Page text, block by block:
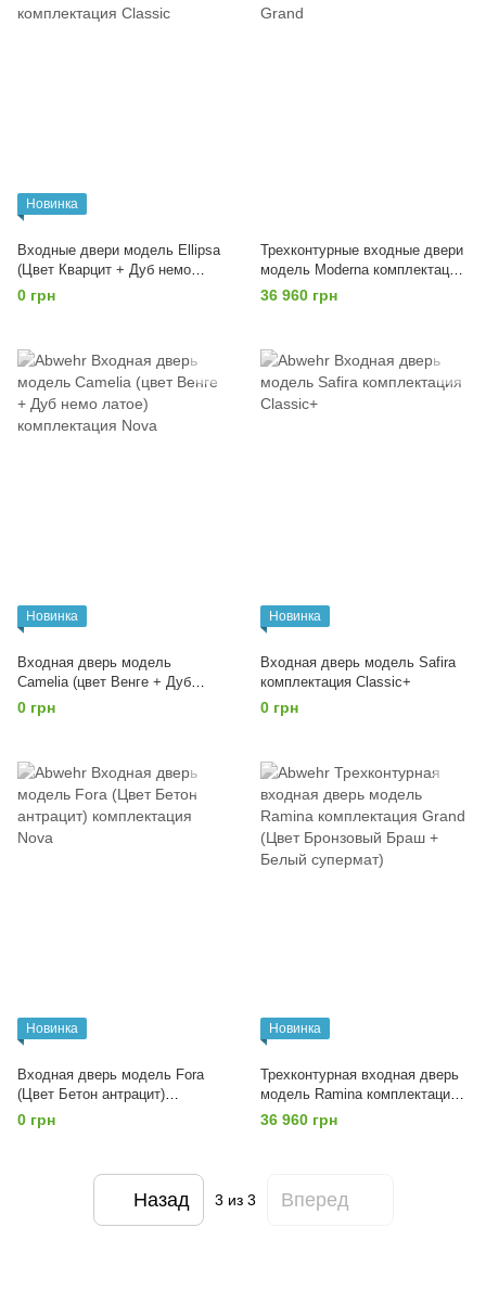
Новинка
Входные двери модель Ellipsa
(Цвет Кварцит + Дуб немо
Лате) комплектация Classic
0 грн
Трехконтурные входные двери
модель Moderna комплектация
Grand
36 960 грн
Новинка
Входная дверь модель
Camelia (цвет Венге + Дуб
немо латое) комплектация
Nova
0 грн
Новинка
Входная дверь модель Safira
комплектация Classic+
0 грн
Новинка
Входная дверь модель Fora
(Цвет Бетон антрацит)
комплектация Nova
0 грн
Новинка
Трехконтурная входная дверь
модель Ramina комплектация
Grand (Цвет Бронзовый Браш +
Белый супермат)
36 960 грн
Назад 3 из 3 Вперед